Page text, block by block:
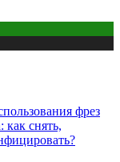
фрез
снять,